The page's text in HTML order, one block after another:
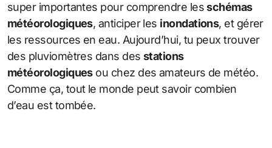
super importantes pour comprendre lesschémas
météorologiques, anticiper les inondations, et gérer
les ressources en eau. Aujourd’hui, tu peux trouver
des pluviomètres dans des stations
météorologiquesou chez des amateurs de météo.
Comme ça, tout le monde peut savoir combien
d’eau est tombée.